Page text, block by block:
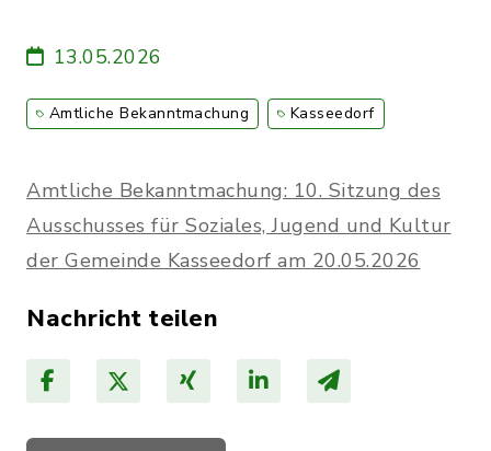
13.05.2026
Amtliche Bekanntmachung Kasseedorf
Amtliche Bekanntmachung: 10. Sitzung des
Ausschusses für Soziales, Jugend und Kultur
der Gemeinde Kasseedorf am 20.05.2026
Nachricht teilen